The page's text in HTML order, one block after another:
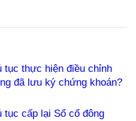
tục thực hiện điều chỉnh
đã lưu ký chứng khoán?
tục cấp lại Sổ cổ đông